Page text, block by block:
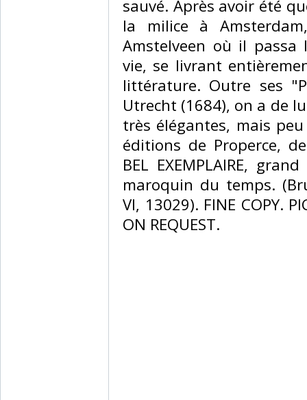
sauvé. Après avoir été
la milice à
Amstelveen où il passa
vie, se livrant
littérature. Outre ses
Utrecht (1684), on a de
très élégantes, mais
éditions de Properce,
BEL EXEMPLAIRE,
maroquin du temps.
VI, 13029). FINE COPY.
ON REQUEST. ‎